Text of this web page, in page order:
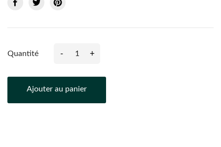
Quantité - +
Ajouter au panier